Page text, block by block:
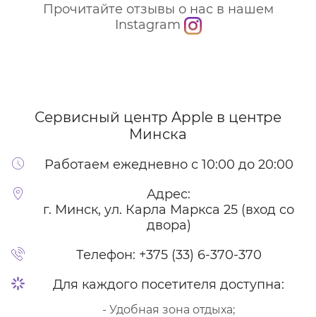
Прочитайте отзывы о нас в нашем
Instagram
Сервисный центр Apple в центре
Минска
Работаем ежедневно с 10:00 до 20:00
Адрес:
г. Минск, ул. Карла Маркса 25 (вход со
двора)
Телефон: +375 (33) 6-370-370
Для каждого посетителя доступна:
- Удобная зона отдыха;